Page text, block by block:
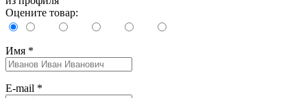
Оцените товар:
Имя *
E-mail *